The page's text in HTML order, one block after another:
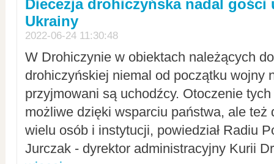
Diecezja drohiczyńska nadal gości
Ukrainy
2022-06-24 11:30:48
W Drohiczynie w obiektach należących
drohiczyńskiej niemal od początku wojny
przyjmowani są uchodźcy. Otoczenie
możliwe dzięki wsparciu państwa, ale też
wielu osób i instytucji, powiedział Radiu
Jurczak - dyrektor administracyjny Kurii